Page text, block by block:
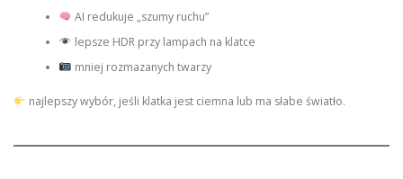
AI redukuje „szumy ruchu”
lepsze HDR przy lampach na klatce
mniej rozmazanych twarzy
najlepszy wybór, jeśli klatka jest ciemna lub ma słabe światło.